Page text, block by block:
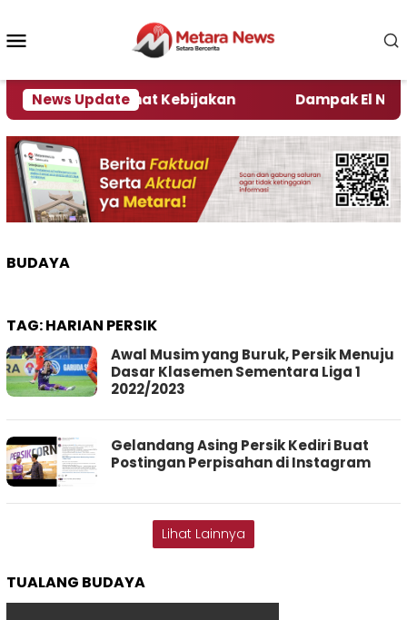
konten
News Update
Kata Pengamat Kebijakan Dampak El Nino,
BUDAYA
TAG:HARIAN PERSIK
Awal Musim yang Buruk, Persik Menuju
Dasar Klasemen Sementara Liga 1
2022/2023
Gelandang Asing Persik Kediri Buat
Postingan Perpisahan di Instagram
Lihat Lainnya
TUALANG BUDAYA